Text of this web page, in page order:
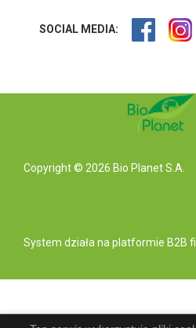
SOCIAL MEDIA:
Copyright © 2026 Bio Planet S.A.
System działa na platformie B2B